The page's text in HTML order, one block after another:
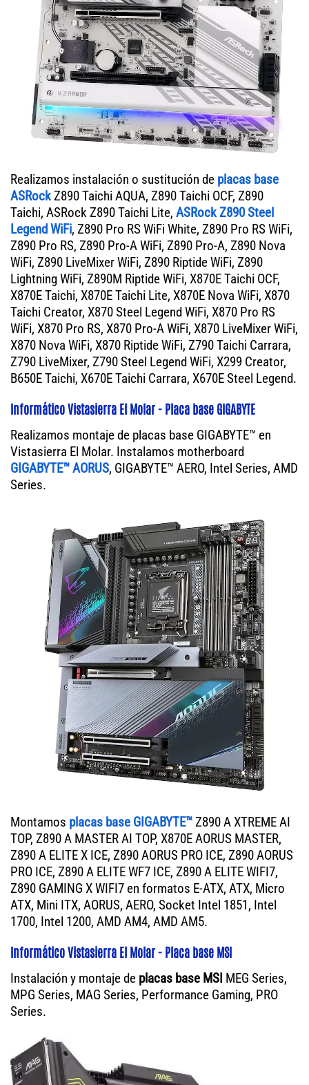
Realizamos instalación o sustitución de placas base
ASRockZ890 Taichi AQUA, Z890 Taichi OCF, Z890
Taichi, ASRock Z890 Taichi Lite, ASRock Z890 Steel
Legend WiFi, Z890 Pro RS WiFi White, Z890 Pro RS WiFi,
Z890 Pro RS, Z890 Pro-A WiFi, Z890 Pro-A, Z890 Nova
WiFi, Z890 LiveMixer WiFi, Z890 Riptide WiFi, Z890
Lightning WiFi, Z890M Riptide WiFi, X870E Taichi OCF,
X870E Taichi, X870E Taichi Lite, X870E Nova WiFi, X870
Taichi Creator, X870 Steel Legend WiFi, X870 Pro RS
WiFi, X870 Pro RS, X870 Pro-A WiFi, X870 LiveMixer WiFi,
X870 Nova WiFi, X870 Riptide WiFi, Z790 Taichi Carrara,
Z790 LiveMixer, Z790 Steel Legend WiFi, X299 Creator,
B650E Taichi, X670E Taichi Carrara, X670E Steel Legend.
Informático Vistasierra El Molar - Placa base GIGABYTE
Realizamos montaje de placas base GIGABYTE™ en
Vistasierra El Molar. Instalamos motherboard
GIGABYTE™ AORUS, GIGABYTE™ AERO, Intel Series, AMD
Series.
Montamos placas base GIGABYTE™Z890 A XTREME AI
TOP, Z890 A MASTER AI TOP, X870E AORUS MASTER,
Z890 A ELITE X ICE, Z890 AORUS PRO ICE, Z890 AORUS
PRO ICE, Z890 A ELITE WF7 ICE, Z890 A ELITE WIFI7,
Z890 GAMING X WIFI7 en formatos E-ATX, ATX, Micro
ATX, Mini ITX, AORUS, AERO, Socket Intel 1851, Intel
1700, Intel 1200, AMD AM4, AMD AM5.
Informático Vistasierra El Molar - Placa base MSI
Instalación y montaje de placas base MSI MEG Series,
MPG Series, MAG Series, Performance Gaming, PRO
Series.